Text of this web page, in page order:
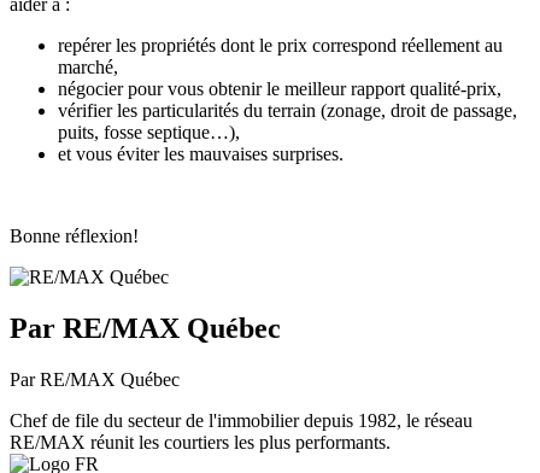
aider à :
repérer les propriétés dont le prix correspond réellement au
marché,
négocier pour vous obtenir le meilleur rapport qualité-prix,
vérifier les particularités du terrain (zonage, droit de passage,
puits, fosse septique…),
et vous éviter les mauvaises surprises.
Bonne réflexion!
Par RE/MAX Québec
Par RE/MAX Québec
Chef de file du secteur de l'immobilier depuis 1982, le réseau
RE/MAX réunit les courtiers les plus performants.